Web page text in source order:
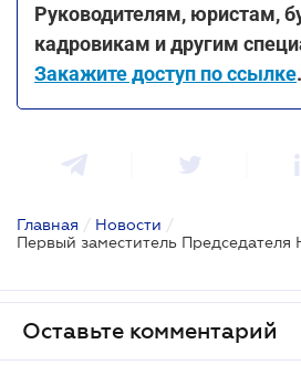
Руководителям, юристам,
кадровикам и другим
Закажите доступ по ссылке.
Главная / Новости /
Оставьте комментарий